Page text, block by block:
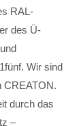
RAL-
des Ü-
Wir sind
CREATON.
durch das
–